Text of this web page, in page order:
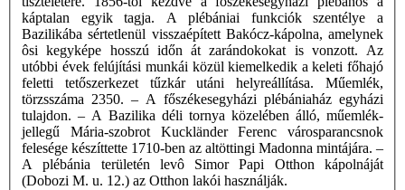
káptalan egyik tagja. A plébániai funkciók szentélye a
Bazilikába sértetlenül visszaépített Bakócz-kápolna, amelynek
ôsi kegyképe hosszú időn át zarándokokat is vonzott. Az
utóbbi évek felújítási munkái közül kiemelkedik a keleti főhajó
feletti tetőszerkezet tűzkár utáni helyreállítása. Műemlék,
törzsszáma 2350. – A főszékesegyházi plébániaház egyházi
tulajdon. – A Bazilika déli tornya közelében álló, műemlék-
jellegű Mária-szobrot Kuckländer Ferenc városparancsnok
felesége készíttette 1710-ben az altöttingi Madonna mintájára. –
A plébánia területén levô Simor Papi Otthon kápolnáját
(Dobozi M. u. 12.) az Otthon lakói használják.